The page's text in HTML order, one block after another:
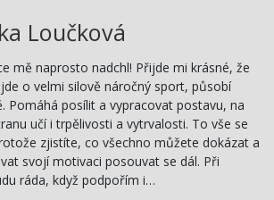
Loučková
mě naprosto nadchl! Přijde mi krásné, že
o velmi silově náročný sport, působí
Pomáhá posílit a vypracovat postavu, na
učí i trpělivosti a vytrvalosti. To vše se
zjistíte, co všechno můžete dokázat a
svojí motivaci posouvat se dál. Při
ráda, když podpořím i…